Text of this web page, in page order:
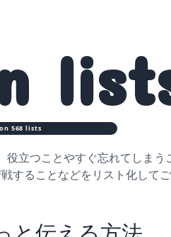
568 lists
役立つことやすぐ忘れてしまう
することなどをリスト化して